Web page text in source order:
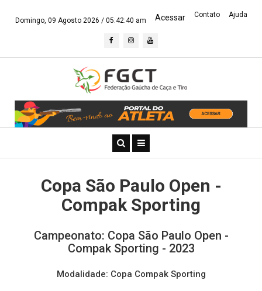
Domingo, 09 Agosto 2026 / 05:42:40 am Acessar Contato Ajuda
Copa São Paulo Open -
Compak Sporting
Campeonato: Copa São Paulo Open -
Compak Sporting - 2023
Modalidade: Copa Compak Sporting